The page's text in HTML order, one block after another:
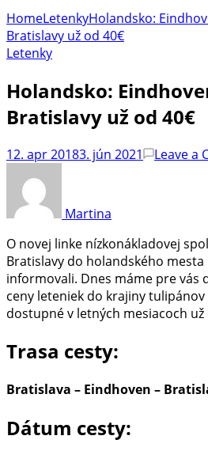
HomeLetenkyHolandsko:
Bratislavy už od 40€
Letenky
Holandsko:
Bratislavy už od 40€
12. apr 20183. jún 2021 Leave a
Martina
O novej linke nízkonákladovej
Bratislavy do holandského mesta
informovali. Dnes máme pre vás
ceny leteniek do krajiny
dostupné v letných mesiacoch už
Trasa cesty:
Bratislava – Eindhoven –
Dátum cesty: